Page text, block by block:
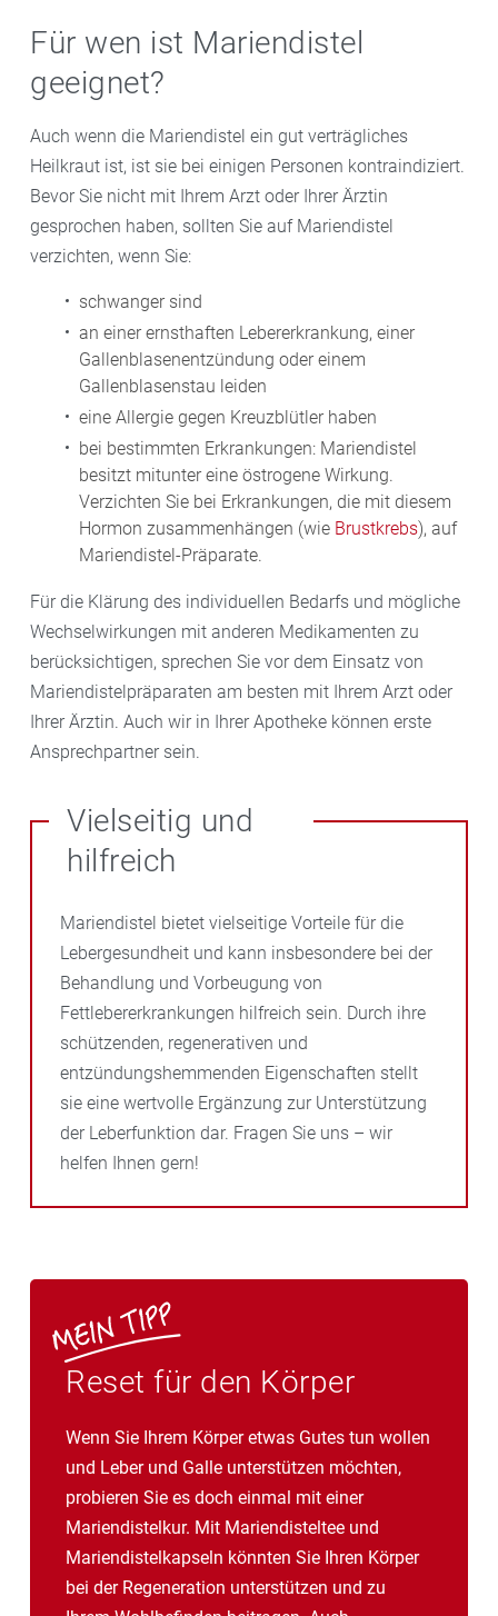
Für wen ist Mariendistel
geeignet?
Auch wenn die Mariendistel ein gut verträgliches
Heilkraut ist, ist sie bei einigen Personen kontraindiziert.
Bevor Sie nicht mit Ihrem Arzt oder Ihrer Ärztin
gesprochen haben, sollten Sie auf Mariendistel
verzichten, wenn Sie:
schwanger sind
an einer ernsthaften Lebererkrankung, einer
Gallenblasenentzündung oder einem
Gallenblasenstau leiden
eine Allergie gegen Kreuzblütler haben
bei bestimmten Erkrankungen: Mariendistel
besitzt mitunter eine östrogene Wirkung.
Verzichten Sie bei Erkrankungen, die mit diesem
Hormon zusammenhängen (wie Brustkrebs), auf
Mariendistel-Präparate.
Für die Klärung des individuellen Bedarfs und mögliche
Wechselwirkungen mit anderen Medikamenten zu
berücksichtigen, sprechen Sie vor dem Einsatz von
Mariendistelpräparaten am besten mit Ihrem Arzt oder
Ihrer Ärztin. Auch wir in Ihrer Apotheke können erste
Ansprechpartner sein.
Vielseitig und
hilfreich
Mariendistel bietet vielseitige Vorteile für die
Lebergesundheit und kann insbesondere bei der
Behandlung und Vorbeugung von
Fettlebererkrankungen hilfreich sein. Durch ihre
schützenden, regenerativen und
entzündungshemmenden Eigenschaften stellt
sie eine wertvolle Ergänzung zur Unterstützung
der Leberfunktion dar. Fragen Sie uns – wir
helfen Ihnen gern!
Reset für den Körper
Wenn Sie Ihrem Körper etwas Gutes tun wollen
und Leber und Galle unterstützen möchten,
probieren Sie es doch einmal mit einer
Mariendistelkur. Mit Mariendisteltee und
Mariendistelkapseln könnten Sie Ihren Körper
bei der Regeneration unterstützen und zu